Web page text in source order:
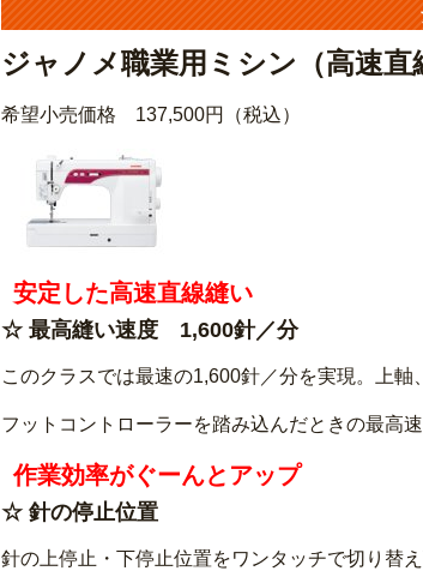
ジャノメ職業用ミシン（高速
希望小売価格 137,500円（税込）
安定した高速直線縫い
☆ 最高縫い速度 1,600針／分
このクラスでは最速の1,600針／分を実現。上
フットコントローラーを踏み込んだときの最高
作業効率がぐーんとアップ
☆ 針の停止位置
針の上停止・下停止位置をワンタッチで切り替え